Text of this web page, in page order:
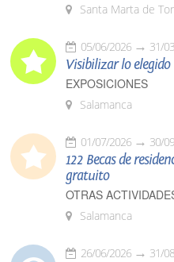
Santa Marta de
05/06/2026 31/
Visibilizar lo elegido
EXPOSICIONES
Salamanca
01/07/2026 30/
122 Becas de
gratuito
OTRAS
Salamanca
26/06/2026 31/